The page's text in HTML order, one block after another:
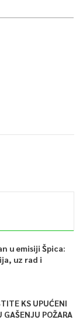
u emisiji Špica:
uz rad i
KS UPUĆENI
GAŠENJU POŽARA